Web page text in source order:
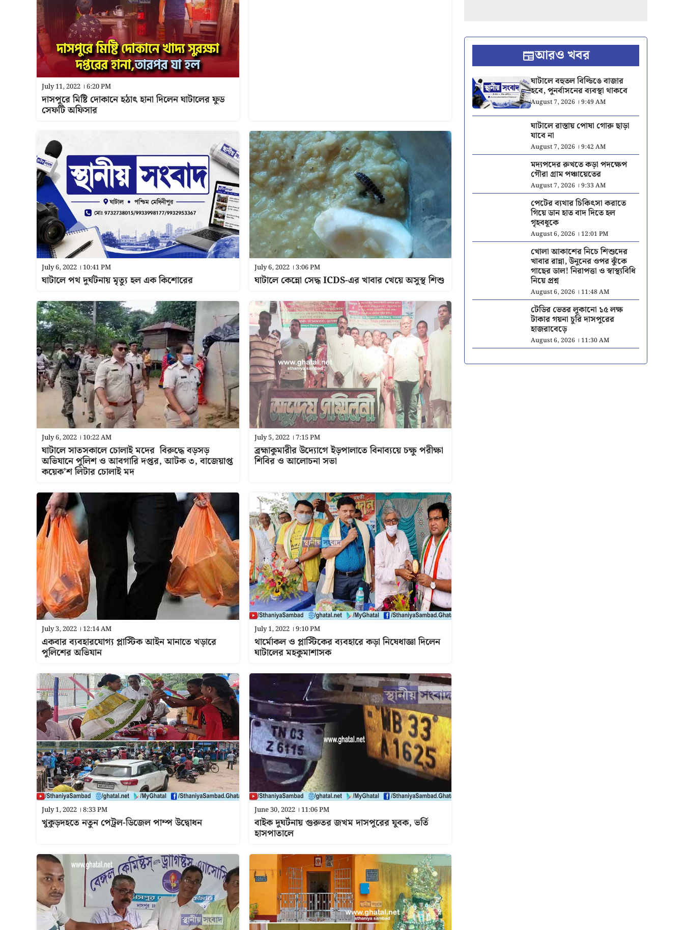
July 11, 2022 । 6:20 PM
দাসপুরে মিষ্টি দোকানে হঠাৎ হানা দিলেন ঘাটালের ফুড
সেফটি অফিসার
July 6, 2022 । 10:41 PM
ঘাটালে পথ দুর্ঘটনায় মৃত্যু হল এক কিশোরের
July 6, 2022 । 3:06 PM
ঘাটালে কেন্নো সেদ্ধ ICDS-এর খাবার খেয়ে অসুস্থ শিশু
July 6, 2022 । 10:22 AM
ঘাটালে সাতসকালে চোলাই মদের বিরুদ্ধে বড়সড়
অভিযানে পুলিশ ও আবগারি দপ্তর, আটক ৩, বাজেয়াপ্ত
কয়েক’শ লিটার চোলাই মদ
July 5, 2022 । 7:15 PM
ব্রহ্মাকুমারীর উদ্যোগে ইড়পালাতে বিনাব্যয়ে চক্ষু পরীক্ষা
শিবির ও আলোচনা সভা
July 3, 2022 । 12:14 AM
একবার ব্যবহারযোগ্য প্লাস্টিক আইন মানাতে খড়ারে
পুলিশের অভিযান
July 1, 2022 । 9:10 PM
থার্মোকল ও প্লাস্টিকের ব্যবহারে কড়া নিষেধাজ্ঞা দিলেন
ঘাটালের মহকুমাশাসক
July 1, 2022 । 8:33 PM
খুকুড়দহতে নতুন পেট্রল-ডিজেল পাম্প উদ্বোধন
June 30, 2022 । 11:06 PM
বাইক দুঘর্টনায় গুরুতর জখম দাসপুরের যুবক, ভর্তি
হাসপাতালে
আরও খবর
ঘাটালে বহুতল বিল্ডিঙে বাজার
হবে, পুনর্বাসনের ব্যবস্থা থাকবে
August 7, 2026 । 9:49 AM
ঘাটালে রাস্তায় পোষা গোরু ছাড়া
যাবে না
August 7, 2026 । 9:42 AM
মদ্যপদের রুখতে কড়া পদক্ষেপ
গৌরা গ্রাম পঞ্চায়েতের
August 7, 2026 । 9:33 AM
পেটের ব্যথার চিকিৎসা করাতে
গিয়ে ডান হাত বাদ দিতে হল
গৃহবধূকে
August 6, 2026 । 12:01 PM
খোলা আকাশের নিচে শিশুদের
খাবার রান্না, উনুনের ওপর ঝুঁকে
গাছের ডাল! নিরাপত্তা ও স্বাস্থ্যবিধি
নিয়ে প্রশ্ন
August 6, 2026 । 11:48 AM
টেডির ভেতর লুকানো ১৫ লক্ষ
টাকার গয়না চুরি দাসপুরের
হাজরাবেড়ে
August 6, 2026 । 11:30 AM